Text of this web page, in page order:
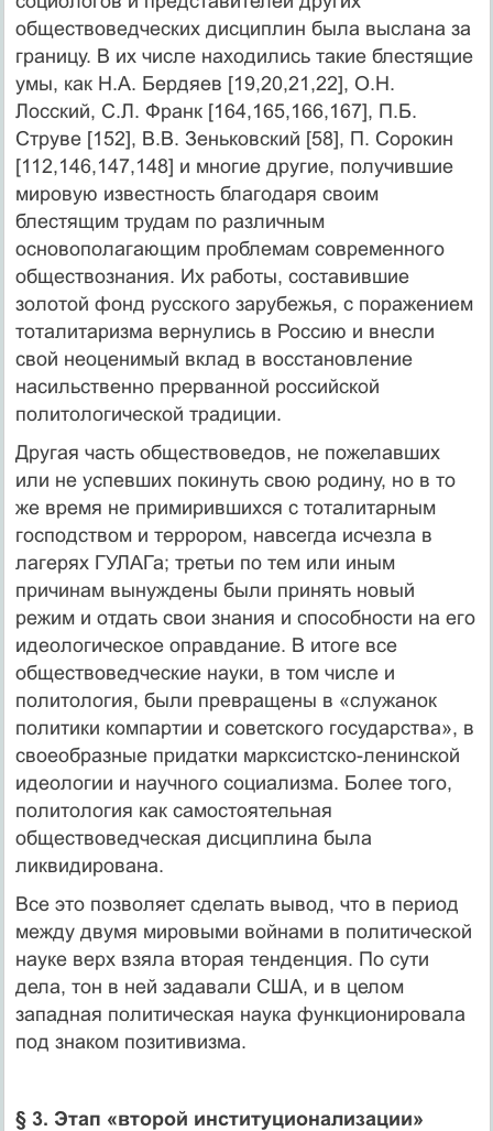
обществоведческих дисциплин была выслана за
границу. В их числе находились такие блестящие
умы, как Н.А. Бердяев [19,20,21,22], О.Н.
Лосский, С.Л. Франк [164,165,166,167], П.Б.
Струве [152], В.В. Зеньковский [58], П. Сорокин
[112,146,147,148] и многие другие, получившие
мировую известность благодаря своим
блестящим трудам по различным
основополагающим проблемам современного
обществознания. Их работы, составившие
золотой фонд русского зарубежья, с поражением
тоталитаризма вернулись в Россию и внесли
свой неоценимый вклад в восстановление
насильственно прерванной российской
политологической традиции.
Другая часть обществоведов, не пожелавших
или не успевших покинуть свою родину, но в то
же время не примирившихся с тоталитарным
господством и террором, навсегда исчезла в
лагерях ГУЛАГа; третьи по тем или иным
причинам вынуждены были принять новый
режим и отдать свои знания и способности на его
идеологическое оправдание. В итоге все
обществоведческие науки, в том числе и
политология, были превращены в «служанок
политики компартии и советского государства», в
своеобразные придатки марксистско-ленинской
идеологии и научного социализма. Более того,
политология как самостоятельная
обществоведческая дисциплина была
ликвидирована.
Все это позволяет сделать вывод, что в период
между двумя мировыми войнами в политической
науке верх взяла вторая тенденция. По сути
дела, тон в ней задавали США, и в целом
западная политическая наука функционировала
под знаком позитивизма.
§ 3. Этап «второй институционализации»